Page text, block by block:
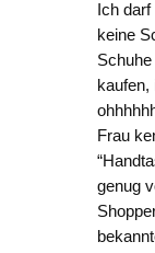
Ich
keine
kaufen,
Frau
genug